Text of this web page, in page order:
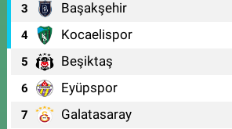
ARİTMİ OSMANGAZİ HASTANESİ ACİL YANI)
0 (224) 251 33 44
3 Başakşehir
4 Kocaelispor
5 Beşiktaş
6 Eyüpspor
7 Galatasaray